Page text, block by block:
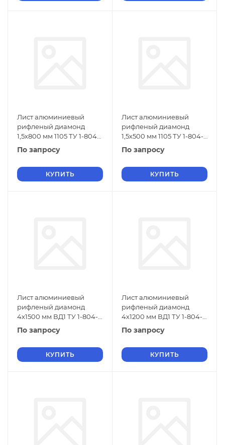
Лист алюминиевый
рифленый диамонд
1,5х800 мм 1105 ТУ 1-804-
432-2006
По запросу
КУПИТЬ
Лист алюминиевый
рифленый диамонд
1,5х500 мм 1105 ТУ 1-804-
432-2006
По запросу
КУПИТЬ
Лист алюминиевый
рифленый диамонд
4х1500 мм ВД1 ТУ 1-804-
432-2006
По запросу
КУПИТЬ
Лист алюминиевый
рифленый диамонд
4х1200 мм ВД1 ТУ 1-804-
432-2006
По запросу
КУПИТЬ